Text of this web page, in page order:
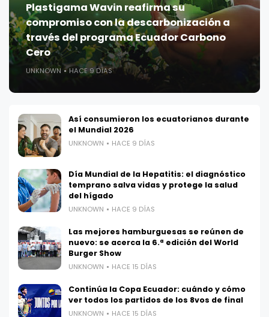
Plastigama Wavin reafirma su
compromiso con la descarbonización a
través del programa Ecuador Carbono
Cero
UNKNOWN HACE 9 DÍAS
Así consumieron los ecuatorianos durante
el Mundial 2026
UNKNOWN HACE 9 DÍAS
Día Mundial de la Hepatitis: el diagnóstico
temprano salva vidas y protege la salud
del hígado
UNKNOWN HACE 9 DÍAS
Las mejores hamburguesas se reúnen de
nuevo: se acerca la 6.ª edición del World
Burger Show
UNKNOWN HACE 15 DÍAS
Continúa la Copa Ecuador: cuándo y cómo
ver todos los partidos de los 8vos de final
UNKNOWN HACE 15 DÍAS